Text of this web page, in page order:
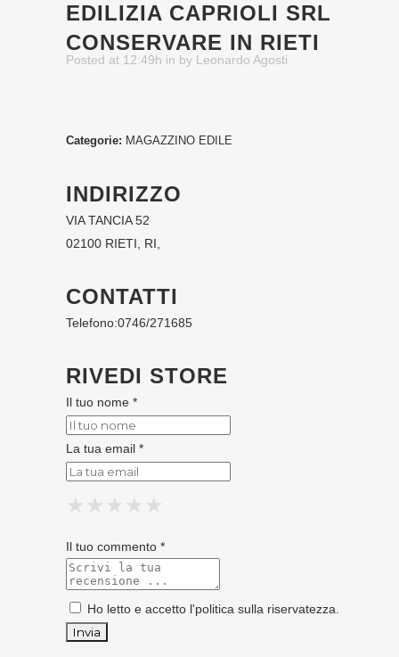
EDILIZIA CAPRIOLI SRL
CONSERVARE IN RIETI
Posted at 12:49h in by Leonardo Agosti
Categorie: MAGAZZINO EDILE
INDIRIZZO
VIA TANCIA 52
02100 RIETI, RI,
CONTATTI
Telefono:0746/271685
RIVEDI STORE
Il tuo nome *
La tua email *
★
★ ★
★ ★ ★
★ ★ ★ ★
★ ★ ★ ★ ★
Il tuo commento *
Ho letto e accetto l'politica sulla riservatezza